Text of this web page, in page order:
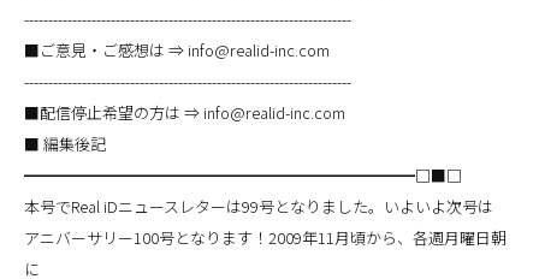
--------------------------------------------------------------------
■ご意見・ご感想は ⇒ info@realid-inc.com
--------------------------------------------------------------------
■配信停止希望の方は ⇒ info@realid-inc.com
■ 編集後記
━━━━━━━━━━━━━━━━━━━━━━━━━□■□
本号でReal iDニュースレターは99号となりました。いよいよ次号は
アニバーサリー100号となります！2009年11月頃から、各週月曜日朝
に